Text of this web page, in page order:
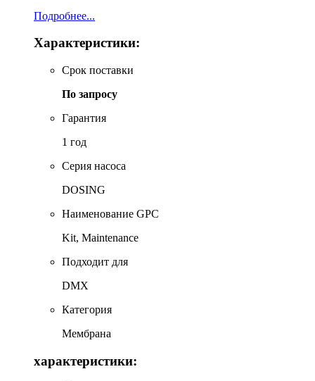
Подробнее...
Характеристики:
Срок поставки
По запросу
Гарантия
1 год
Серия насоса
DOSING
Наименование GPC
Kit, Maintenance
Подходит для
DMX
Категория
Мембрана
характеристики: